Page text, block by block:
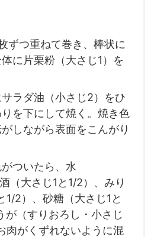
ずつ重ねて巻き、棒状に
に片栗粉（大さじ1）を
ラダ油（小さじ2）をひ
を下にして焼く。焼き色
しながら表面をこんがり
ついたら、水
（大さじ1と1/2）、みり
1/2）、砂糖（大さじ1と
が（すりおろし・小さじ
肉がくずれないように混